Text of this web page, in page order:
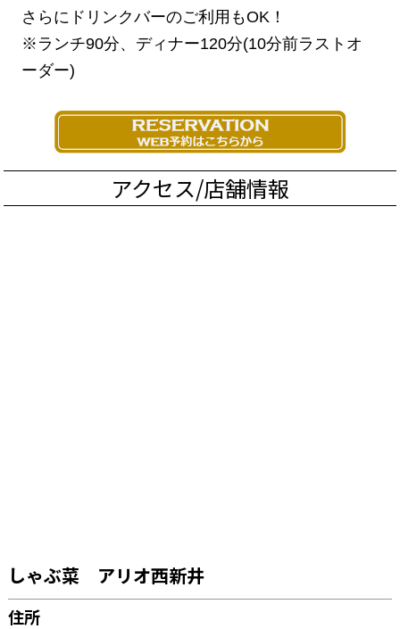
さらにドリンクバーのご利用もOK！
※ランチ90分、ディナー120分(10分前ラストオ
ーダー)
アクセス/店舗情報
しゃぶ菜 アリオ西新井
住所